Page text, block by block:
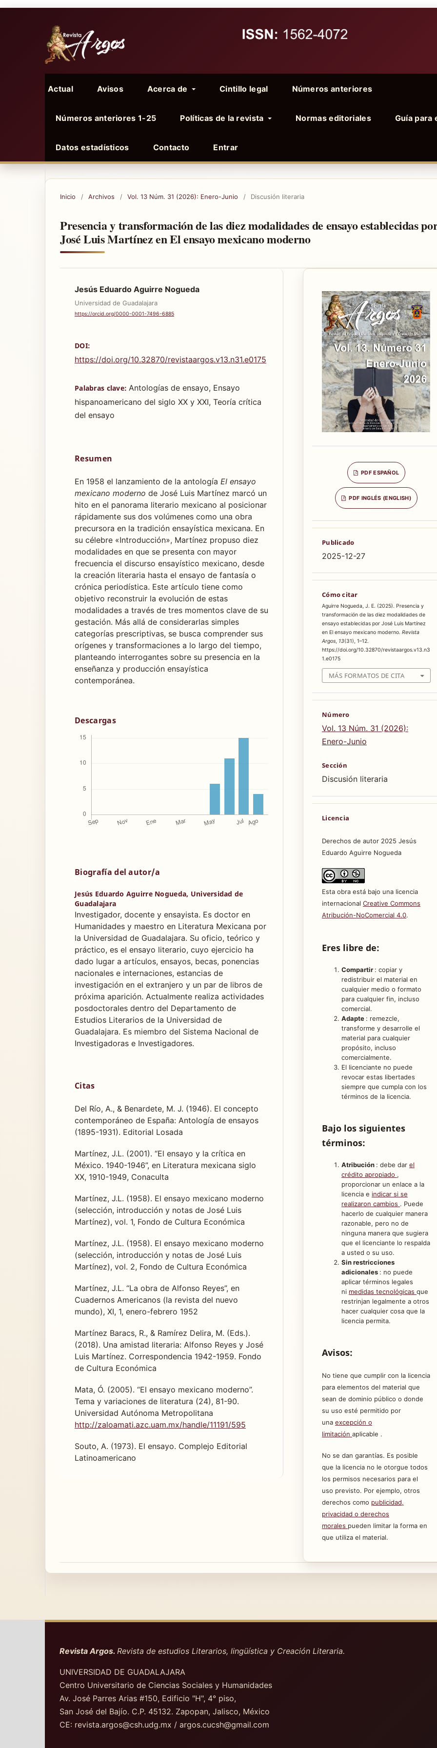
Actual Avisos Acerca de Cintillo legal Números anteriores
Números anteriores 1-25 Políticas de la revista Normas editoriales Guía para
Datos estadísticos Contacto Entrar
Inicio / Archivos / Vol. 13 Núm. 31 (2026): Enero-Junio / Discusión literaria
Presencia y transformación de las diez modalidades de ensayo establecidas
José Luis Martínez en El ensayo mexicano moderno
Jesús Eduardo Aguirre Nogueda
Universidad de Guadalajara
https://orcid.org/0000-0001-7496-6885
DOI:
https://doi.org/10.32870/revistaargos.v13.n31.e0175
Palabras clave:Antologías de ensayo, Ensayo
hispanoamericano del siglo XX y XXI, Teoría crítica
del ensayo
Resumen
En 1958 el lanzamiento de la antología El ensayo
mexicano moderno de José Luis Martínez marcó un
hito en el panorama literario mexicano al posicionar
rápidamente sus dos volúmenes como una obra
precursora en la tradición ensayística mexicana. En
su célebre «Introducción», Martínez propuso diez
modalidades en que se presenta con mayor
frecuencia el discurso ensayístico mexicano, desde
la creación literaria hasta el ensayo de fantasía o
crónica periodística. Este artículo tiene como
objetivo reconstruir la evolución de estas
modalidades a través de tres momentos clave de su
gestación. Más allá de considerarlas simples
categorías prescriptivas, se busca comprender sus
orígenes y transformaciones a lo largo del tiempo,
planteando interrogantes sobre su presencia en la
enseñanza y producción ensayística
contemporánea.
Descargas
Biografía del autor/a
Jesús Eduardo Aguirre Nogueda, Universidad de
Guadalajara
Investigador, docente y ensayista. Es doctor en
Humanidades y maestro en Literatura Mexicana por
la Universidad de Guadalajara. Su oficio, teórico y
práctico, es el ensayo literario, cuyo ejercicio ha
dado lugar a artículos, ensayos, becas, ponencias
nacionales e internaciones, estancias de
investigación en el extranjero y un par de libros de
próxima aparición. Actualmente realiza actividades
posdoctorales dentro del Departamento de
Estudios Literarios de la Universidad de
Guadalajara. Es miembro del Sistema Nacional de
Investigadoras e Investigadores.
Citas
Del Río, A., & Benardete, M. J. (1946). El concepto
contemporáneo de España: Antología de ensayos
(1895-1931). Editorial Losada
Martínez, J.L. (2001). “El ensayo y la crítica en
México. 1940-1946”, en Literatura mexicana siglo
XX, 1910-1949, Conaculta
Martínez, J.L. (1958). El ensayo mexicano moderno
(selección, introducción y notas de José Luis
Martínez), vol. 1, Fondo de Cultura Económica
Martínez, J.L. (1958). El ensayo mexicano moderno
(selección, introducción y notas de José Luis
Martínez), vol. 2, Fondo de Cultura Económica
Martínez, J.L. “La obra de Alfonso Reyes”, en
Cuadernos Americanos (la revista del nuevo
mundo), XI, 1, enero-febrero 1952
Martínez Baracs, R., & Ramírez Delira, M. (Eds.).
(2018). Una amistad literaria: Alfonso Reyes y José
Luis Martínez. Correspondencia 1942-1959. Fondo
de Cultura Económica
Mata, Ó. (2005). “El ensayo mexicano moderno”.
Tema y variaciones de literatura (24), 81-90.
Universidad Autónoma Metropolitana
http://zaloamati.azc.uam.mx/handle/11191/595
Souto, A. (1973). El ensayo. Complejo Editorial
Latinoamericano
PDF ESPAÑOL
PDF INGLÉS (ENGLISH)
Publicado
2025-12-27
Cómo citar
Aguirre Nogueda, J. E. (2025). Presencia y
transformación de las diez modalidades de
ensayo establecidas por José Luis Martínez
en El ensayo mexicano moderno.Revista
Argos, 13(31), 1–12.
https://doi.org/10.32870/revistaargos.v13.n3
1.e0175
MÁS FORMATOS DE CITA
Número
Vol. 13 Núm. 31 (2026):
Enero-Junio
Sección
Discusión literaria
Licencia
Derechos de autor 2025 Jesús
Eduardo Aguirre Nogueda
Esta obra está bajo una licencia
internacionalCreative Commons
Atribución-NoComercial 4.0.
Eres libre de:
Compartir : copiar y
redistribuir el material en
cualquier medio o formato
para cualquier fin, incluso
comercial.
Adapte : remezcle,
transforme y desarrolle el
material para cualquier
propósito, incluso
comercialmente.
El licenciante no puede
revocar estas libertades
siempre que cumpla con los
términos de la licencia.
Bajo los siguientes
términos:
Atribución : debe darel
crédito apropiado ,
proporcionar un enlace a la
licencia e indicar si se
realizaron cambios . Puede
hacerlo de cualquier manera
razonable, pero no de
ninguna manera que sugiera
que el licenciante lo respalda
a usted o su uso.
Sin restricciones
adicionales : no puede
aplicar términos legales
ni medidas tecnológicasque
restrinjan legalmente a otros
hacer cualquier cosa que la
licencia permita.
Avisos:
No tiene que cumplir con la licencia
para elementos del material que
sean de dominio público o donde
su uso esté permitido por
unaexcepción o
limitaciónaplicable .
No se dan garantías. Es posible
que la licencia no le otorgue todos
los permisos necesarios para el
uso previsto. Por ejemplo, otros
derechos como publicidad,
privacidad o derechos
morales pueden limitar la forma en
que utiliza el material.
Revista Argos. Revista de estudios Literarios, lingüística y Creación Literaria.
UNIVERSIDAD DE GUADALAJARA
Centro Universitario de Ciencias Sociales y Humanidades
Av. José Parres Arias #150, Edificio "H", 4° piso,
San José del Bajío. C.P. 45132. Zapopan, Jalisco, México
CE: revista.argos@csh.udg.mx / argos.cucsh@gmail.com